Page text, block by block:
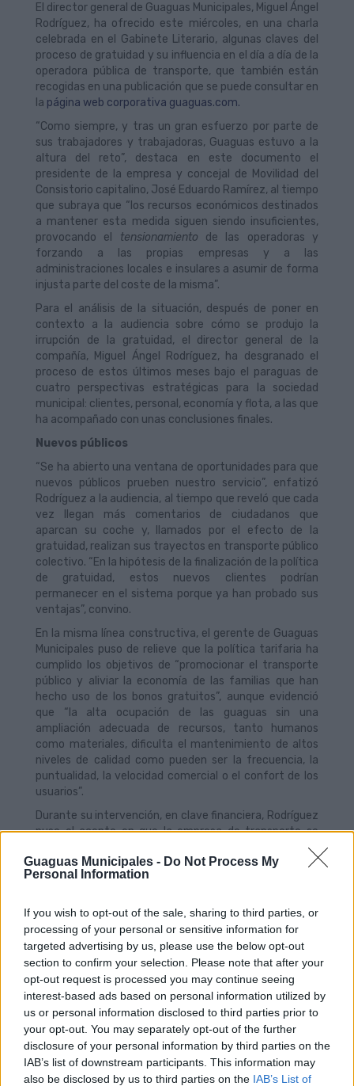
Guaguas Municipales - Do Not Process My
Personal Information
If you wish to opt-out of the sale, sharing to third parties, or
processing of your personal or sensitive information for
targeted advertising by us, please use the below opt-out
section to confirm your selection. Please note that after your
opt-out request is processed you may continue seeing
interest-based ads based on personal information utilized by
us or personal information disclosed to third parties prior to
your opt-out. You may separately opt-out of the further
disclosure of your personal information by third parties on the
IAB’s list of downstream participants. This information may
also be disclosed by us to third parties on the IAB’s List of
El director general de Guaguas Municipales, Miguel Ángel
Rodríguez, ha ofrecido este miércoles, en una charla
celebrada en el Gabinete Literario, algunas claves del
proceso de gratuidad y su influencia en el día a día de la
operadora pública de transporte, que también están
recogidas en una publicación que se puede consultar en
la página web corporativa guaguas.com.
“Como siempre, y tras un gran esfuerzo por parte de
sus trabajadores y trabajadoras, Guaguas estuvo a la
altura del reto”, destaca en este documento el
presidente de la empresa y concejal de Movilidad del
Consistorio capitalino, José Eduardo Ramírez, al tiempo
que subraya que “los recursos económicos destinados
a mantener esta medida siguen siendo insuficientes,
provocando el tensionamiento de las operadoras y
forzando a las propias empresas y a las
administraciones locales e insulares a asumir de forma
injusta parte del coste de la misma”.
Para el análisis de la situación, después de poner en
contexto a la audiencia sobre cómo se produjo la
irrupción de la gratuidad, el director general de la
compañía, Miguel Ángel Rodríguez, ha desgranado el
proceso de estos últimos meses bajo el paraguas de
cuatro perspectivas estratégicas para la sociedad
municipal: clientes, personal, economía y flota, a las que
ha acompañado con unas conclusiones finales.
Nuevos públicos
“Se ha abierto una ventana de oportunidades para que
nuevos públicos prueben nuestro servicio”, enfatizó
Rodríguez a la audiencia, al tiempo que reveló que cada
vez llegan más comentarios de ciudadanos que
aparcan su coche y, llamados por el efecto de la
gratuidad, realizan sus trayectos en transporte público
colectivo. “En la hipótesis de la finalización de la política
de gratuidad, estos nuevos clientes podrían
permanecer en el sistema porque ya han probado sus
ventajas”, convino.
En la misma línea constructiva, el gerente de Guaguas
Municipales puso de relieve que la política tarifaria ha
cumplido los objetivos de “promocionar el transporte
público y aliviar la economía de las familias que han
hecho uso de los bonos gratuitos”, aunque evidenció
que “la alta ocupación de las guaguas sin una
ampliación adecuada de recursos, tanto humanos
como materiales, dificulta el mantenimiento de altos
niveles de calidad como pueden ser la frecuencia, la
puntualidad, la velocidad comercial o el confort de los
usuarios”.
Durante su intervención, en clave financiera, Rodríguez
puso el acento en que la empresa de transporte se
encuentra expuesta a una “mayor dependencia” de las
subvenciones de las Administraciones Públicas, que
gestionan la política de gratuidad, en detrimento de los
títulos de viajes, que generaban “un mayor grado de
autonomía a la empresa, lo que puede generar
incertidumbre en tesorería”.
Sin despegarse del argumento económico, el director
general ha aprovechado para recordar que previo a la
política de bonificaciones y gratuidad, las tarifas
pagadas por los viajeros aportaban menos de la mitad
de los costos de funcionamiento de la red de
transporte, ya que en mayor proporción estaba
subvencionada por las Administraciones Públicas. “Este
copago permitía disponer de recursos adicionales para